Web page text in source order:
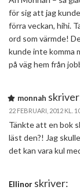
för sig att jag
förra veckan, hihi.
ord som värmde!
kunde inte komma
på väg hem från
monnah
22 FEBRUARI, 2012 KL.
Tänkte att en bok
läst den?! Jag
det kan vara kul
Ellinor skriver: